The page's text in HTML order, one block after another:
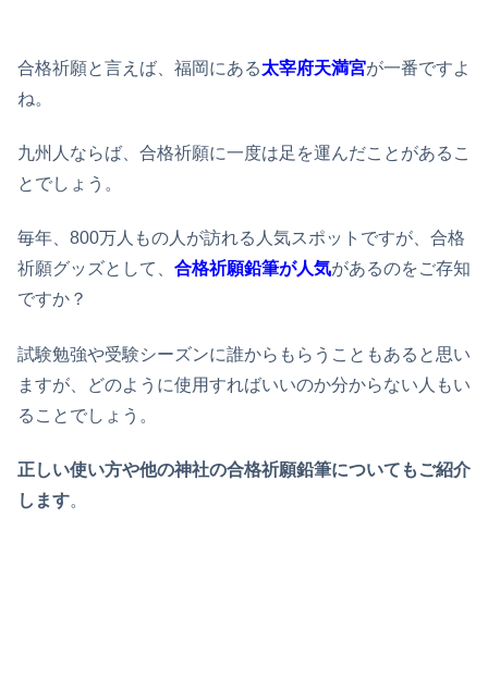
合格祈願と言えば、福岡にある太宰府天満宮が一番ですよ
ね。
九州人ならば、合格祈願に一度は足を運んだことがあるこ
とでしょう。
毎年、800万人もの人が訪れる人気スポットですが、合格
祈願グッズとして、 合格祈願鉛筆が人気があるのをご存知
ですか？
試験勉強や受験シーズンに誰からもらうこともあると思い
ますが、どのように使用すればいいのか分からない人もい
ることでしょう。
正しい使い方や他の神社の合格祈願鉛筆についてもご紹介
します。